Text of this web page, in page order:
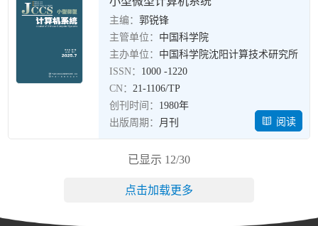
主编：郭锐锋
主管单位： 中国科学院
主办单位： 中国科学院沈阳计算技术研究所
ISSN： 1000 -1220
CN：21-1106/TP
创刊时间： 1980年
出版周期： 月刊 阅读
已显示 12/30
点击加载更多